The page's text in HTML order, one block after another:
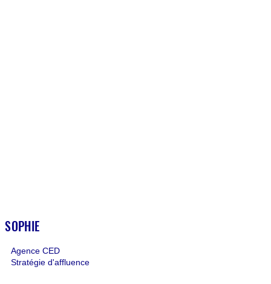
SOPHIE
Agence CED
Stratégie d'affluence